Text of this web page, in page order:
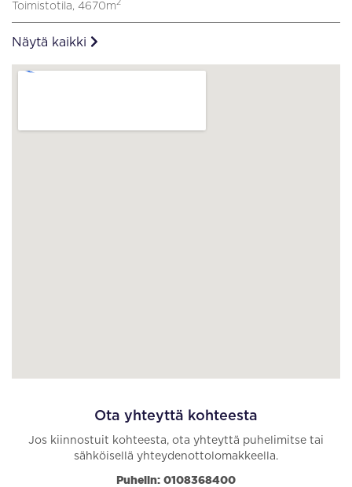
Toimistotila, 4670m2
Näytä kaikki
Ota yhteyttä kohteesta
Jos kiinnostuit kohteesta, ota yhteyttä puhelimitse tai
sähköisellä yhteydenottolomakkeella.
Puhelin: 0108368400